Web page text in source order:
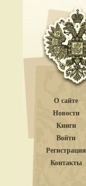
О сайте
Новости
Книги
Войти
Регистрация
Контакты